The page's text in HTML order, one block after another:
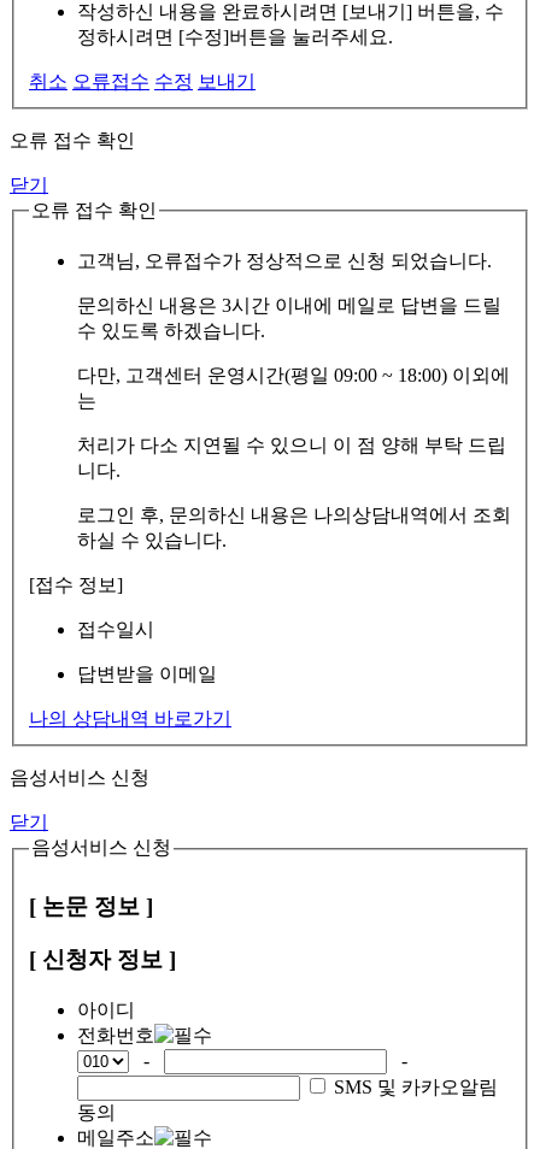
작성하신 내용을 완료하시려면 [보내기] 버튼을, 수
정하시려면 [수정]버튼을 눌러주세요.
취소 오류접수 수정 보내기
오류 접수 확인
닫기
오류 접수 확인
고객님, 오류접수가 정상적으로 신청 되었습니다.
문의하신 내용은 3시간 이내에 메일로 답변을 드릴
수 있도록 하겠습니다.
다만, 고객센터 운영시간(평일 09:00 ~ 18:00) 이외에
는
처리가 다소 지연될 수 있으니 이 점 양해 부탁 드립
니다.
로그인 후, 문의하신 내용은 나의상담내역에서 조회
하실 수 있습니다.
[접수 정보]
접수일시
답변받을 이메일
나의 상담내역 바로가기
음성서비스 신청
닫기
음성서비스 신청
[ 논문 정보 ]
[ 신청자 정보 ]
아이디
전화번호
-
-
SMS 및 카카오알림
동의
메일주소